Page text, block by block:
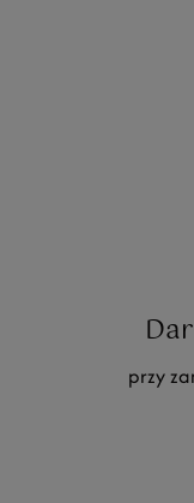
przy